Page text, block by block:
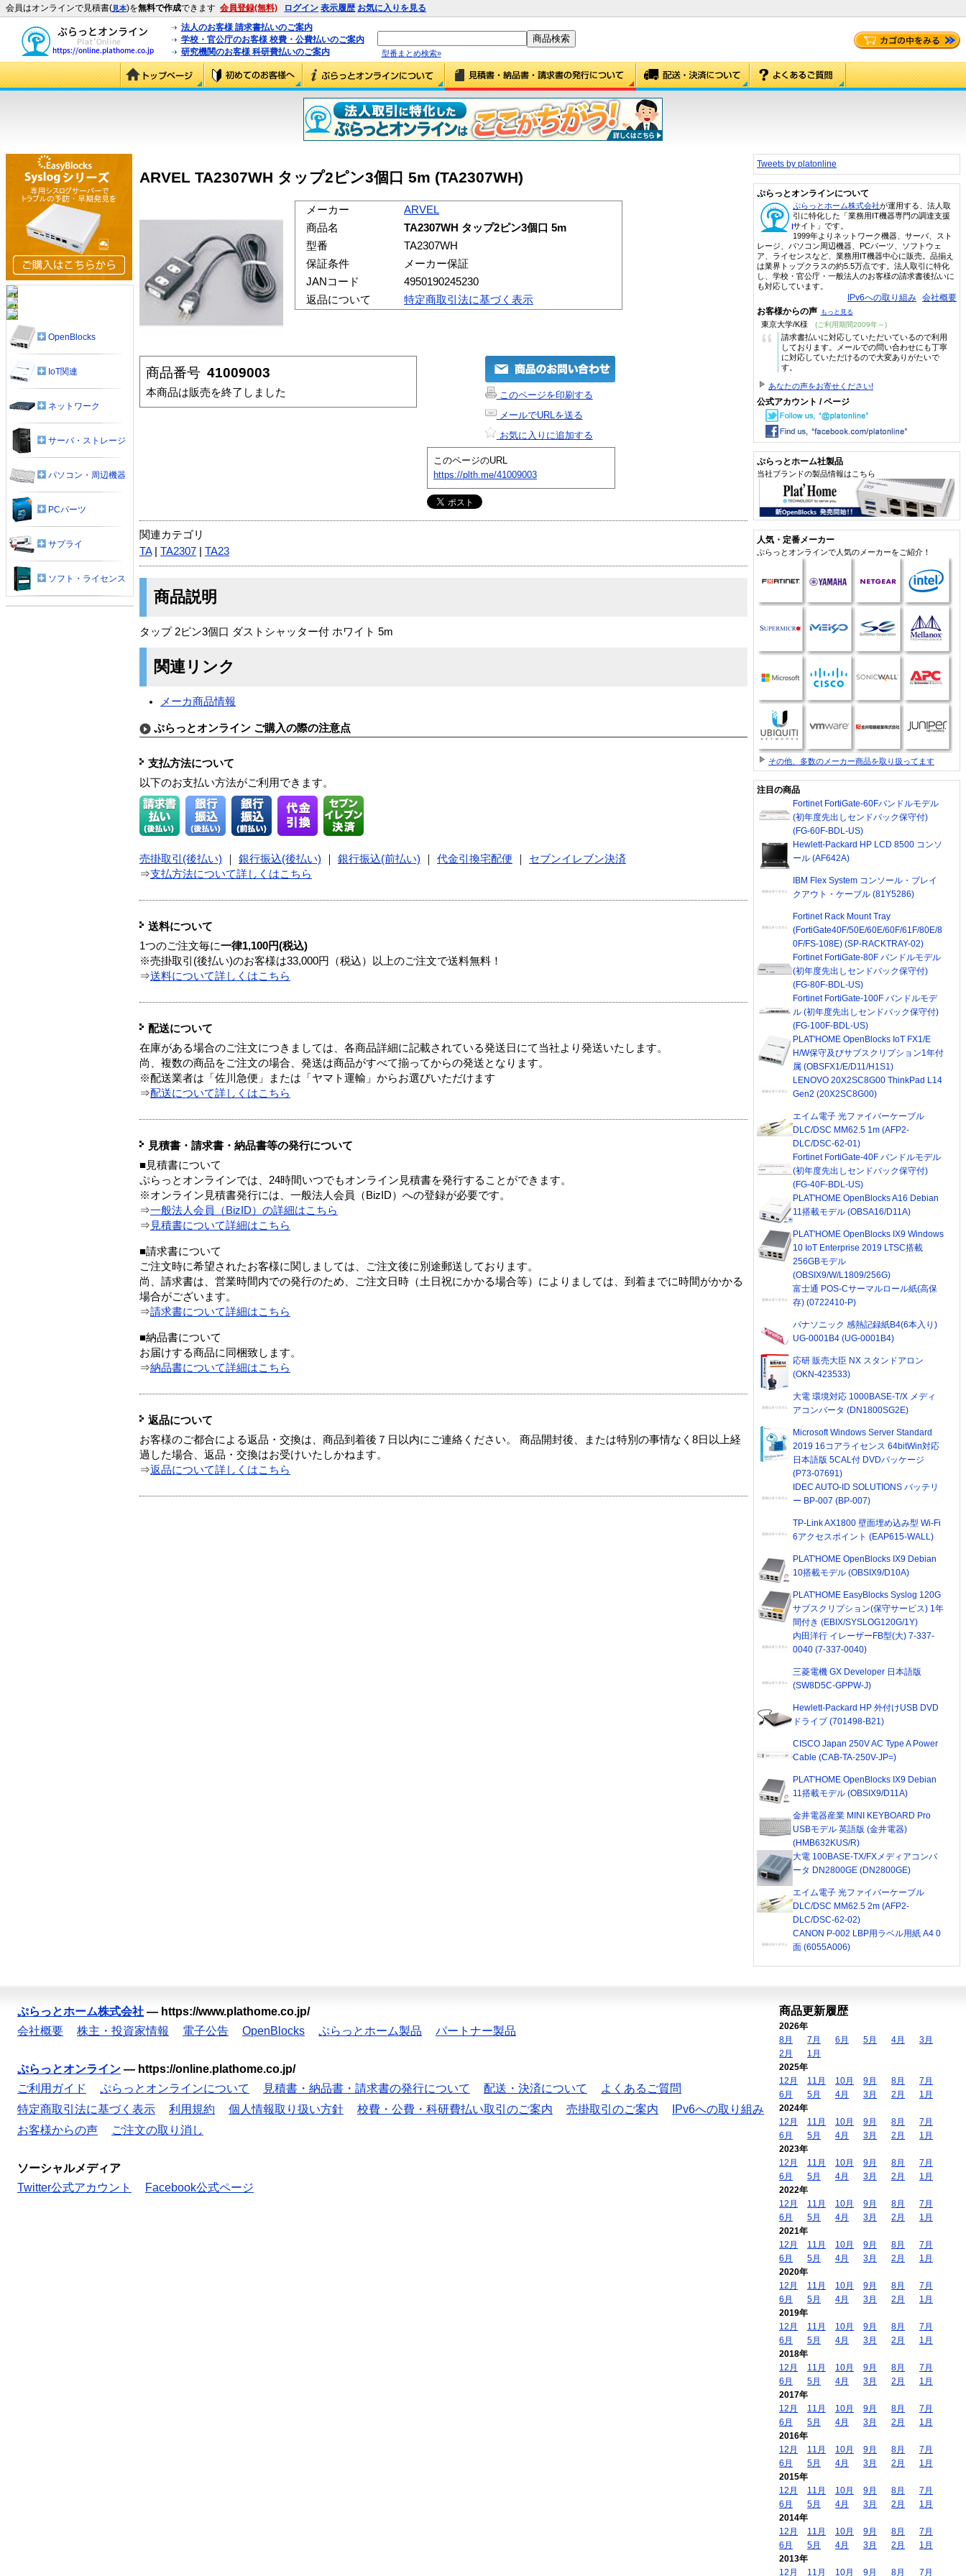
会員はオンラインで見積書(見本)を無料で作成できます 会員登録(無料) ログイン 表示履歴 お気に入りを見る
法人のお客様 請求書払いのご案内
学校・官公庁のお客様 校費・公費払いのご案内
研究機関のお客様 科研費払いのご案内
型番まとめ検索»
ARVEL TA2307WH タップ2ピン3個口 5m (TA2307WH)
メーカー
ARVEL
商品名
TA2307WH タップ2ピン3個口 5m
型番
TA2307WH
保証条件
メーカー保証
JANコード
4950190245230
返品について
特定商取引法に基づく表示
商品番号 41009003
本商品は販売を終了しました
このページを印刷する
メールでURLを送る
お気に入りに追加する
このページのURL
https://plth.me/41009003
関連カテゴリ
TA| TA2307 TA23
商品説明
タップ 2ピン3個口 ダストシャッター付 ホワイト 5m
関連リンク
メーカ商品情報
ぷらっとオンライン ご購入の際の注意点
支払方法について
以下のお支払い方法がご利用できます。
売掛取引(後払い) 銀行振込(後払い) 銀行振込(前払い) 代金引換宅配便
セブンイレブン決済
⇒支払方法について詳しくはこちら
送料について
1つのご注文毎に一律1,100円(税込)
※売掛取引(後払い)のお客様は33,000円（税込）以上のご注文で送料無料！
⇒送料について詳しくはこちら
配送について
在庫がある場合のご注文につきましては、各商品詳細に記載されている発送日にて当社より発送いたします。
尚、複数の商品をご注文の場合、発送は商品がすべて揃ってからの発送となります。
※配送業者は「佐川急便」または「ヤマト運輸」からお選びいただけます
⇒配送について詳しくはこちら
見積書・請求書・納品書等の発行について
■見積書について
ぷらっとオンラインでは、24時間いつでもオンライン見積書を発行することができます。
※オンライン見積書発行には、一般法人会員（BizID）への登録が必要です。
⇒一般法人会員（BizID）の詳細はこちら
⇒ 見積書について詳細はこちら
■請求書について
ご注文時に希望されたお客様に関しましては、ご注文後に別途郵送しております。
尚、請求書は、営業時間内での発行のため、ご注文日時（土日祝にかかる場合等）によりましては、到着までに時間がかかる
場合がございます。
⇒請求書について詳細はこちら
■納品書について
お届けする商品に同梱致します。
⇒納品書について詳細はこちら
返品について
お客様のご都合による返品・交換は、商品到着後７日以内にご連絡ください。 商品開封後、または特別の事情なく8日以上経
過した場合、返品・交換はお受けいたしかねます。
⇒返品について詳しくはこちら
OpenBlocks
IoT関連
ネットワーク
サーバ・ストレージ
パソコン・周辺機器
PCパーツ
サプライ
ソフト・ライセンス
Tweets by platonline
ぷらっとオンラインについて
ぷらっとホーム株式会社が運用する、法人取
引に特化した「業務用IT機器専門の調達支援
サイト」です。
1999年よりネットワーク機器、サーバ、スト
レージ、パソコン周辺機器、PCパーツ、ソフトウェ
ア、ライセンスなど、業務用IT機器中心に販売。品揃え
は業界トップクラスの約5.5万点です。法人取引に特化
し、学校・官公庁・一般法人のお客様の請求書後払いに
も対応しています。
IPv6への取り組み 会社概要
お客様からの声 もっと見る
東京大学/K様 (ご利用期間2009年～)
“
請求書払いに対応していただいているので利用
しております。メールでの問い合わせにも丁寧
に対応していただけるので大変ありがたいで
す。
あなたの声をお寄せください!
公式アカウント / ページ
ぷらっとホーム社製品
当社ブランドの製品情報はこちら
人気・定番メーカー
ぷらっとオンラインで人気のメーカーをご紹介！
その他、多数のメーカー商品を取り扱ってます
注目の商品
Fortinet FortiGate-60Fバンドルモデル
(初年度先出しセンドバック保守付)
(FG-60F-BDL-US)
Hewlett-Packard HP LCD 8500 コンソ
ール (AF642A)
IBM Flex System コンソール・ブレイ
クアウト・ケーブル (81Y5286)
Fortinet Rack Mount Tray
(FortiGate40F/50E/60E/60F/61F/80E/8
0F/FS-108E) (SP-RACKTRAY-02)
Fortinet FortiGate-80F バンドルモデル
(初年度先出しセンドバック保守付)
(FG-80F-BDL-US)
Fortinet FortiGate-100F バンドルモデ
ル (初年度先出しセンドバック保守付)
(FG-100F-BDL-US)
PLAT'HOME OpenBlocks IoT FX1/E
H/W保守及びサブスクリプション1年付
属 (OBSFX1/E/D11/H1S1)
LENOVO 20X2SC8G00 ThinkPad L14
Gen2 (20X2SC8G00)
エイム電子 光ファイバーケーブル
DLC/DSC MM62.5 1m (AFP2-
DLC/DSC-62-01)
Fortinet FortiGate-40F バンドルモデル
(初年度先出しセンドバック保守付)
(FG-40F-BDL-US)
PLAT'HOME OpenBlocks A16 Debian
11搭載モデル (OBSA16/D11A)
PLAT'HOME OpenBlocks IX9 Windows
10 IoT Enterprise 2019 LTSC搭載
256GBモデル
(OBSIX9/W/L1809/256G)
富士通 POS-Cサーマルロール紙(高保
存) (0722410-P)
パナソニック 感熱記録紙B4(6本入り)
UG-0001B4 (UG-0001B4)
応研 販売大臣 NX スタンドアロン
(OKN-423533)
大電 環境対応 1000BASE-T/X メディ
アコンバータ (DN1800SG2E)
Microsoft Windows Server Standard
2019 16コアライセンス 64bitWin対応
日本語版 5CAL付 DVDパッケージ
(P73-07691)
IDEC AUTO-ID SOLUTIONS バッテリ
ー BP-007 (BP-007)
TP-Link AX1800 壁面埋め込み型 Wi-Fi
6アクセスポイント (EAP615-WALL)
PLAT'HOME OpenBlocks IX9 Debian
10搭載モデル (OBSIX9/D10A)
PLAT'HOME EasyBlocks Syslog 120G
サブスクリプション(保守サービス) 1年
間付き (EBIX/SYSLOG120G/1Y)
内田洋行 イレーザーFB型(大) 7-337-
0040 (7-337-0040)
三菱電機 GX Developer 日本語版
(SW8D5C-GPPW-J)
Hewlett-Packard HP 外付けUSB DVD
ドライブ (701498-B21)
CISCO Japan 250V AC Type A Power
Cable (CAB-TA-250V-JP=)
PLAT'HOME OpenBlocks IX9 Debian
11搭載モデル (OBSIX9/D11A)
金井電器産業 MINI KEYBOARD Pro
USBモデル 英語版 (金井電器)
(HMB632KUS/R)
大電 100BASE-TX/FXメディアコンバ
ータ DN2800GE (DN2800GE)
エイム電子 光ファイバーケーブル
DLC/DSC MM62.5 2m (AFP2-
DLC/DSC-62-02)
CANON P-002 LBP用ラベル用紙 A4 0
面 (6055A006)
ぷらっとホーム株式会社 — https://www.plathome.co.jp/
会社概要
株主・投資家情報 電子公告 OpenBlocks ぷらっとホーム製品 パートナー製品
ぷらっとオンライン — https://online.plathome.co.jp/
ご利用ガイド
ぷらっとオンラインについて 見積書・納品書・請求書の発行について 配送・決済について
よくあるご質問
特定商取引法に基づく表示
利用規約 個人情報取り扱い方針 校費・公費・科研費払い取引のご案内 売掛取引のご案内
IPv6への取り組み
お客様からの声
ご注文の取り消し
ソーシャルメディア
Twitter公式アカウント
Facebook公式ページ
商品更新履歴
2026年
8月
7月 6月 5月 4月
3月
2月
1月
2025年
12月
11月 10月 9月 8月
7月
6月
5月 4月 3月 2月
1月
2024年
12月
11月 10月 9月 8月
7月
6月
5月 4月 3月 2月
1月
2023年
12月
11月 10月 9月 8月
7月
6月
5月 4月 3月 2月
1月
2022年
12月
11月 10月 9月 8月
7月
6月
5月 4月 3月 2月
1月
2021年
12月
11月 10月 9月 8月
7月
6月
5月 4月 3月 2月
1月
2020年
12月
11月 10月 9月 8月
7月
6月
5月 4月 3月 2月
1月
2019年
12月
11月 10月 9月 8月
7月
6月
5月 4月 3月 2月
1月
2018年
12月
11月 10月 9月 8月
7月
6月
5月 4月 3月 2月
1月
2017年
12月
11月 10月 9月 8月
7月
6月
5月 4月 3月 2月
1月
2016年
12月
11月 10月 9月 8月
7月
6月
5月 4月 3月 2月
1月
2015年
12月
11月 10月 9月 8月
7月
6月
5月 4月 3月 2月
1月
2014年
12月
11月 10月 9月 8月
7月
6月
5月 4月 3月 2月
1月
2013年
12月
11月 10月 9月 8月 7月